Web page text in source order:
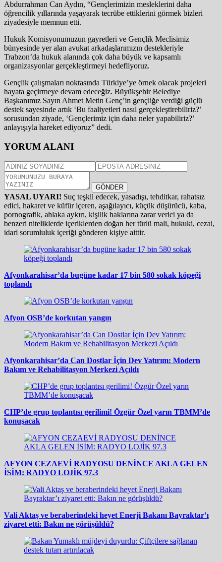
Abdurrahman Can Aydın, “Gençlerimizin mesleklerini daha
öğrencilik yıllarında yaşayarak tecrübe ettiklerini görmek bizleri
ziyadesiyle memnun etti.
Hukuk Komisyonumuzun gayretleri ve Gençlik Meclisimiz
bünyesinde yer alan avukat arkadaşlarımızın destekleriyle
Trabzon’da hukuk alanında çok daha büyük ve kapsamlı
organizasyonlar gerçekleştirmeyi hedefliyoruz.
Gençlik çalışmaları noktasında Türkiye’ye örnek olacak projeleri
hayata geçirmeye devam edeceğiz. Büyükşehir Belediye
Başkanımız Sayın Ahmet Metin Genç’in gençliğe verdiği güçlü
destek sayesinde artık ‘Bu faaliyetleri nasıl gerçekleştirebiliriz?’
sorusundan ziyade, ‘Gençlerimiz için daha neler yapabiliriz?’
anlayışıyla hareket ediyoruz” dedi.
YORUM ALANI
GÖNDER
YASAL UYARI! Suç teşkil edecek, yasadışı, tehditkar, rahatsız
edici, hakaret ve küfür içeren, aşağılayıcı, küçük düşürücü, kaba,
pornografik, ahlaka aykırı, kişilik haklarına zarar verici ya da
benzeri niteliklerde içeriklerden doğan her türlü mali, hukuki, cezai,
idari sorumluluk içeriği gönderen kişiye aittir.
Afyonkarahisar’da bugüne kadar 17 bin 580 sokak köpeği
toplandı
Afyon OSB’de korkutan yangın
Afyonkarahisar’da Can Dostlar İçin Dev Yatırım: Modern
Bakım ve Rehabilitasyon Merkezi Açıldı
CHP’de grup toplantısı gerilimi! Özgür Özel yarın TBMM’de
konuşacak
AFYON CEZAEVİ RADYOSU DENİNCE AKLA GELEN
İSİM: RADYO LOJİK 97.3
Vali Aktaş ve beraberindeki heyet Enerji Bakanı Bayraktar’ı
ziyaret etti: Bakın ne görüşüldü?